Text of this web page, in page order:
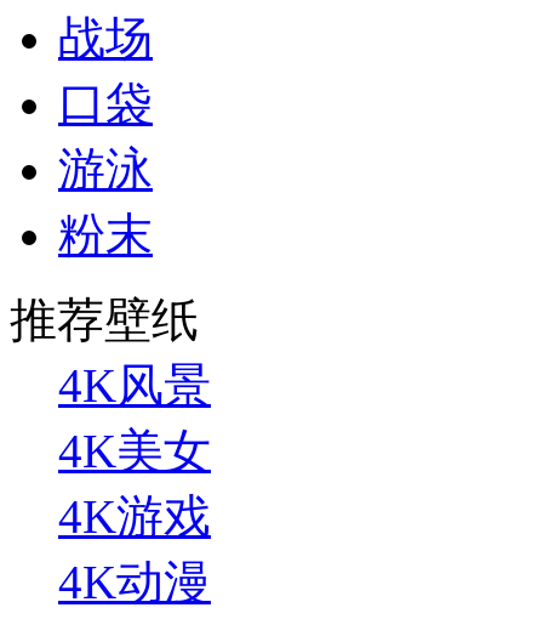
战场
口袋
游泳
粉末
推荐壁纸
4K风景
4K美女
4K游戏
4K动漫